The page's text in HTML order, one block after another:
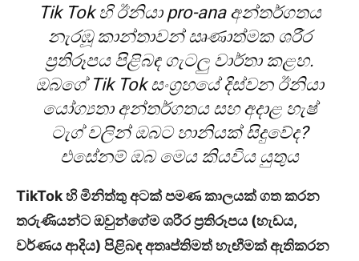
Tik Tok හි ඊනියා pro-ana අන්තර්ගතය
නැරඹූ කාන්තාවන් ඍණාත්මක ශරීර
ප්‍රතිරූපය පිළිබඳ ගැටලු වාර්තා කළහ.
ඔබගේ Tik Tok සංග්‍රහයේ දිස්වන ඊනියා
යෝග්‍යතා අන්තර්ගතය සහ අදාළ හැෂ්
ටැග් වලින් ඔබට හානියක් සිදුවේද?
එසේනම් ඔබ මෙය කියවිය යුතුය
TikTok හි මිනිත්තු අටක් පමණ කාලයක් ගත කරන
තරුණියන්ට ඔවුන්ගේම ශරීර ප්‍රතිරූපය (හැඩය,
වර්ණය ආදිය) පිළිබඳ අතෘප්තිමත් හැඟීමක් ඇතිකරන